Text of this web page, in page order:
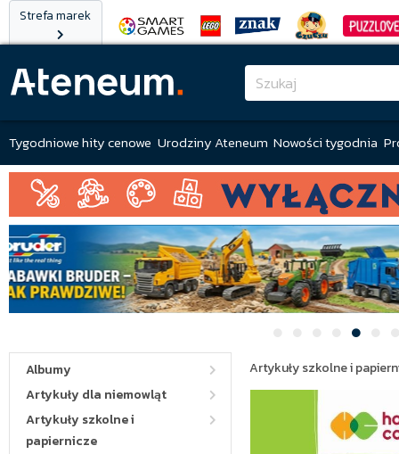
Strefa marek
Tygodniowe hity cenowe Urodziny Ateneum Nowości tygodnia
Albumy
Artykuły dla niemowląt
Artykuły szkolne i
papiernicze
Artykuły szkolne i